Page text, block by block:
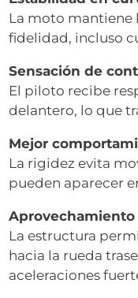
La moto mantiene
fidelidad, incluso
Sensación de
El piloto recibe
delantero, lo que
Mejor
La rigidez evita
pueden aparecer
La estructura
hacia la rueda
aceleraciones